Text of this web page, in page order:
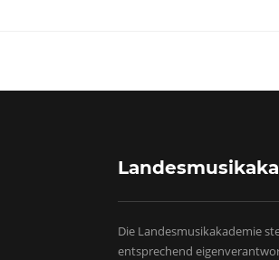
Die Landesmusikakademie
entsprechend